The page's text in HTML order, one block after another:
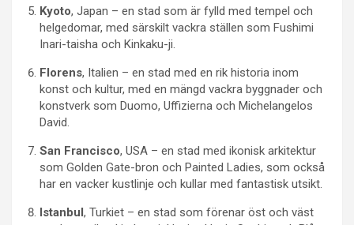
Kyoto, Japan – en stad som är fylld med tempel och
helgedomar, med särskilt vackra ställen som Fushimi
Inari-taisha och Kinkaku-ji.
Florens, Italien – en stad med en rik historia inom
konst och kultur, med en mängd vackra byggnader och
konstverk som Duomo, Uffizierna och Michelangelos
David.
San Francisco, USA – en stad med ikonisk arkitektur
som Golden Gate-bron och Painted Ladies, som också
har en vacker kustlinje och kullar med fantastisk utsikt.
Istanbul, Turkiet – en stad som förenar öst och väst